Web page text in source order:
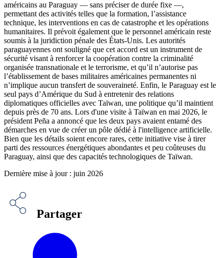
américains au Paraguay — sans préciser de durée fixe —,
permettant des activités telles que la formation, l’assistance
technique, les interventions en cas de catastrophe et les opérations
humanitaires. Il prévoit également que le personnel américain reste
soumis à la juridiction pénale des États-Unis. Les autorités
paraguayennes ont souligné que cet accord est un instrument de
sécurité visant à renforcer la coopération contre la criminalité
organisée transnationale et le terrorisme, et qu’il n’autorise pas
l’établissement de bases militaires américaines permanentes ni
n’implique aucun transfert de souveraineté. Enfin, le Paraguay est le
seul pays d’Amérique du Sud à entretenir des relations
diplomatiques officielles avec Taïwan, une politique qu’il maintient
depuis près de 70 ans. Lors d'une visite à Taïwan en mai 2026, le
président Peña a annoncé que les deux pays avaient entamé des
démarches en vue de créer un pôle dédié à l'intelligence artificielle.
Bien que les détails soient encore rares, cette initiative vise à tirer
parti des ressources énergétiques abondantes et peu coûteuses du
Paraguay, ainsi que des capacités technologiques de Taïwan.
Dernière mise à jour : juin 2026
Partager